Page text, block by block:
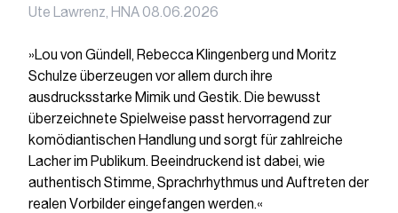
Ute Lawrenz, HNA 08.06.2026
»Lou von Gündell, Rebecca Klingenberg und Moritz
Schulze überzeugen vor allem durch ihre
ausdrucksstarke Mimik und Gestik. Die bewusst
überzeichnete Spielweise passt hervorragend zur
komödiantischen Handlung und sorgt für zahlreiche
Lacher im Publikum. Beeindruckend ist dabei, wie
authentisch Stimme, Sprachrhythmus und Auftreten der
realen Vorbilder eingefangen werden.«